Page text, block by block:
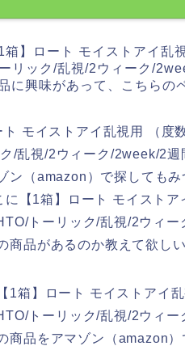
箱】ロート モイストアイ乱
リック/乱視/2ウィーク/
に興味があって、こちらの
ト モイストアイ乱視用 （度
/乱視/2ウィーク/2week/2
ン（amazon）で探しても
に【1箱】ロート モイスト
トーリック/乱視/2ウィ
商品があるのか教えて欲し
1箱】ロート モイストアイ
トーリック/乱視/2ウィ
商品をアマゾン（amazon